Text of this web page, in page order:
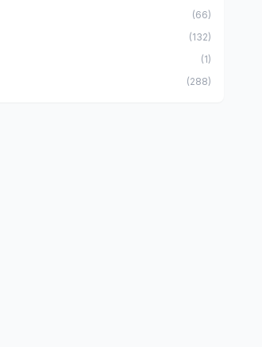
(66)
(132)
(1)
(288)